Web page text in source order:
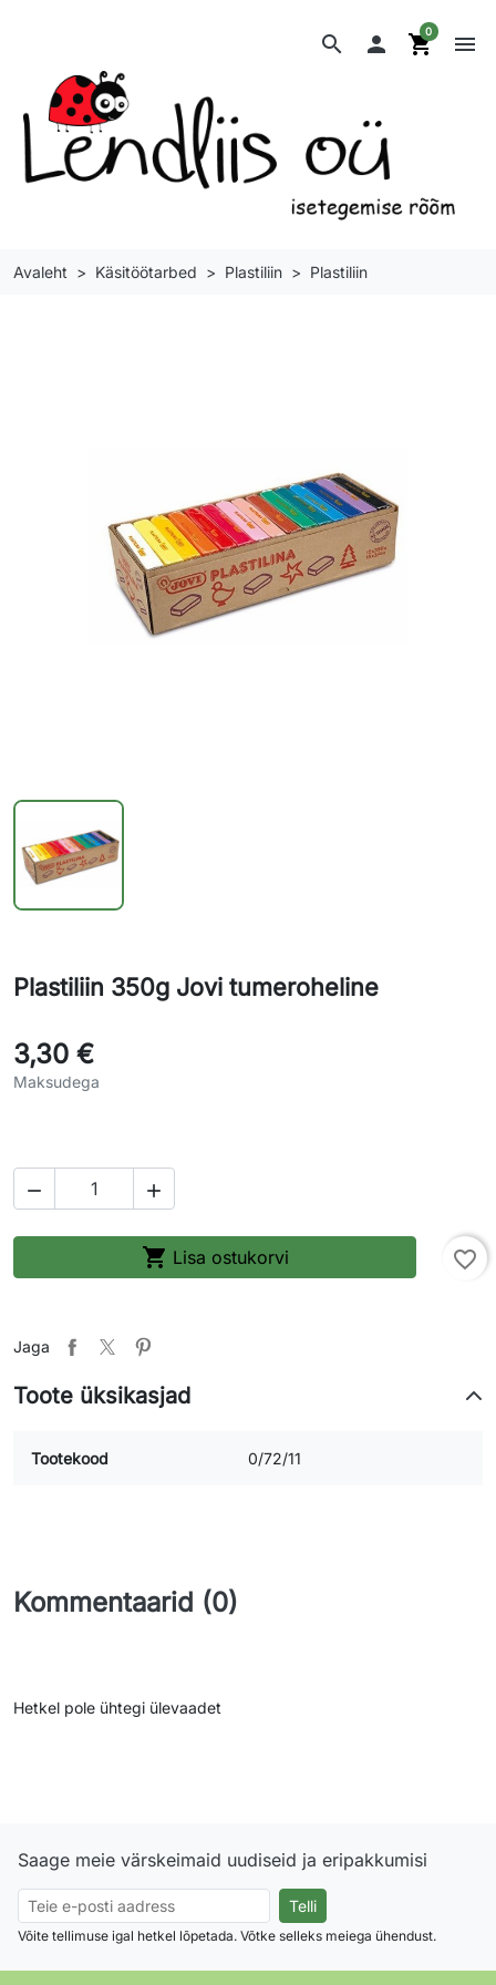
search  shopping_cart
0 menu
Avaleht Käsitöötarbed Plastiliin Plastiliin
Plastiliin 350g Jovi tumeroheline
3,30 €
Maksudega
 
 Lisa ostukorvi favorite_border
Jaga
Toote üksikasjad
Tootekood 0/72/11
Kommentaarid (0)
Hetkel pole ühtegi ülevaadet
Saage meie värskeimaid uudiseid ja eripakkumisi
Võite tellimuse igal hetkel lõpetada. Võtke selleks meiega ühendust.